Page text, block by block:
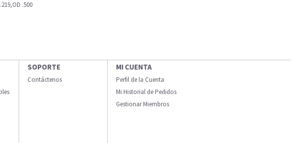
.500
SOPORTE
Contáctenos
MI CUENTA
Perfil de la Cuenta
Mi Historial de Pedidos
Gestionar Miembros